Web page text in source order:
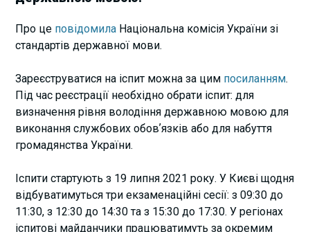
Про це повідомила Національна комісія України зі
стандартів державної мови.
Зареєструватися на іспит можна за цим посиланням.
Під час реєстрації необхідно обрати іспит: для
визначення рівня володіння державною мовою для
виконання службових обовʼязків або для набуття
громадянства України.
Іспити стартують з 19 липня 2021 року. У Києві щодня
відбуватимуться три екзаменаційні сесії: з 09:30 до
11:30, з 12:30 до 14:30 та з 15:30 до 17:30. У регіонах
іспитові майданчики працюватимуть за окремим